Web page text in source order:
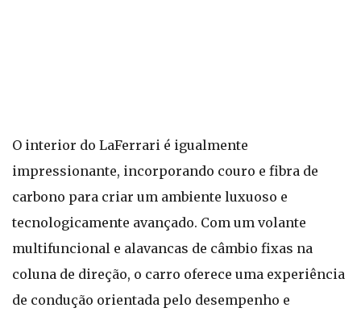
O interior do LaFerrari é igualmente
impressionante, incorporando couro e fibra de
carbono para criar um ambiente luxuoso e
tecnologicamente avançado. Com um volante
multifuncional e alavancas de câmbio fixas na
coluna de direção, o carro oferece uma experiência
de condução orientada pelo desempenho e